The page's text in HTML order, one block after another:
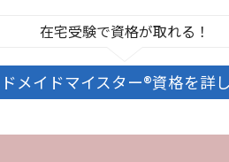
在宅受験で資格が取れる！
メイドマイスター®資格を詳